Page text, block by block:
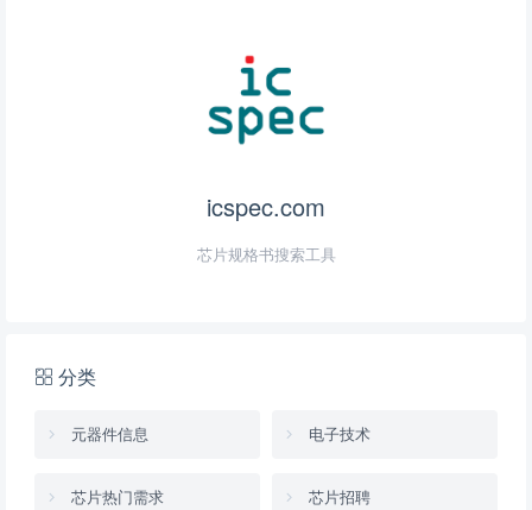
icspec.com
芯片规格书搜索工具
分类
元器件信息 电子技术
芯片热门需求 芯片招聘